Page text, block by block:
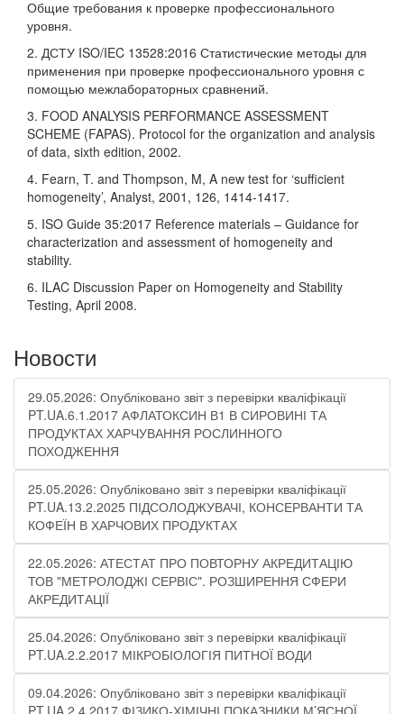
Общие требования к проверке профессионального
уровня.
2. ДСТУ ISO/IEC 13528:2016 Статистические методы для
применения при проверке профессионального уровня с
помощью межлабораторных сравнений.
3. FOOD ANALYSIS PERFORMANCE ASSESSMENT
SCHEME (FAPAS). Protocol for the organization and analysis
of data, sixth edition, 2002.
4. Fearn, T. and Thompson, M, A new test for ‘sufficient
homogeneity’, Analyst, 2001, 126, 1414-1417.
5. ISO Guide 35:2017 Reference materials – Guidance for
characterization and assessment of homogeneity and
stability.
6. ILAC Discussion Paper on Homogeneity and Stability
Testing, April 2008.
Новости
29.05.2026: Опубліковано звіт з перевірки кваліфікації
PT.UA.6.1.2017 АФЛАТОКСИН В1 В СИРОВИНІ ТА
ПРОДУКТАХ ХАРЧУВАННЯ РОСЛИННОГО
ПОХОДЖЕННЯ
25.05.2026: Опубліковано звіт з перевірки кваліфікації
PT.UA.13.2.2025 ПІДСОЛОДЖУВАЧІ, КОНСЕРВАНТИ ТА
КОФЕЇН В ХАРЧОВИХ ПРОДУКТАХ
22.05.2026: АТЕСТАТ ПРО ПОВТОРНУ АКРЕДИТАЦІЮ
ТОВ "МЕТРОЛОДЖІ СЕРВІС". РОЗШИРЕННЯ СФЕРИ
АКРЕДИТАЦІЇ
25.04.2026: Опубліковано звіт з перевірки кваліфікації
PT.UA.2.2.2017 МІКРОБІОЛОГІЯ ПИТНОЇ ВОДИ
09.04.2026: Опубліковано звіт з перевірки кваліфікації
PT.UA.2.4.2017 ФІЗИКО-ХІМІЧНІ ПОКАЗНИКИ М’ЯСНОЇ